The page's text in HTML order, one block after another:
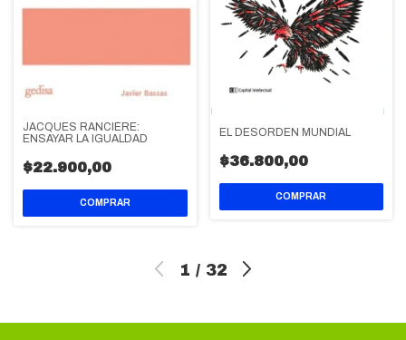
JACQUES RANCIÈRE:
ENSAYAR LA IGUALDAD
$22.900,00
EL DESORDEN MUNDIAL
$36.800,00
1 / 32